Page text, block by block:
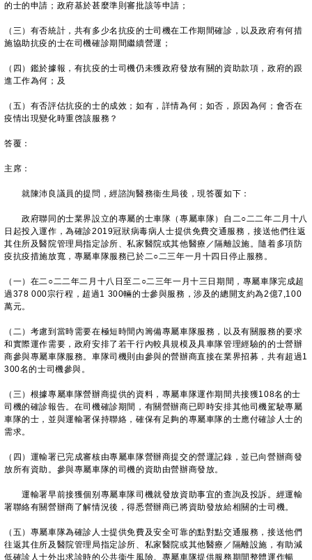
的士的申請；政府基於甚麼準則審批該等申請；
（三）有否統計，共有多少名抗疫的士司機在工作期間確診，以及政府有何措
施協助抗疫的士在司機確診期間繼續營運；
（四）鑑於據報，有抗疫的士司機仍未獲政府發放有關的資助款項，政府的跟
進工作為何；及
（五）有否評估抗疫的士的成效；如有，詳情為何；如否，原因為何；會否在
疫情出現變化時重啓該服務？
答覆：
主席：
就陳沛良議員的提問，經諮詢醫務衞生局後，現答覆如下：
政府聯同的士業界設立的專屬的士車隊（專屬車隊）自二○二二年二月十八
日起投入運作，為確診2019冠狀病毒病人士提供免費交通服務，接送他們往返
其住所及醫院管理局指定診所、私家醫院或其他醫療／隔離設施。隨着多項防
疫抗疫措施放寬，專屬車隊服務已於二○二三年一月十四日停止服務。
（一）在二○二二年二月十八日至二○二三年一月十三日期間，專屬車隊完成超
過378 000宗行程，超過1 300輛的士參與服務，涉及的總開支約為2億7,100
萬元。
（二）考慮到當時需要在極短時間內籌備專屬車隊服務，以及有關服務的要求
和實際運作需要，政府安排了若干行內較具規模及具車隊管理經驗的的士營辦
商參與專屬車隊服務。車隊司機則由參與的營辦商直接在業界招募，共有超過1
300名的士司機參與。
（三）根據專屬車隊營辦商提供的資料，專屬車隊運作期間共接獲108名的士
司機的確診報告。在司機確診期間，有關營辦商已即時安排其他司機駕駛專屬
車隊的士，並與運輸署保持聯絡，確保有足夠的專屬車隊的士應付確診人士的
需求。
（四）運輸署已完成審核由專屬車隊營辦商提交的營運記錄，並已向營辦商發
放所有資助。參與專屬車隊的司機的資助由營辦商發放。
運輸署早前接獲個别專屬車隊司機就發放資助事宜的查詢及投訴。經運輸
署聯絡有關營辦商了解情況後，得悉營辦商已將資助發放給相關的士司機。
（五）專屬車隊為確診人士提供免費及安全可靠的點對點交通服務，接送他們
往返其住所及醫院管理局指定診所、私家醫院或其他醫療／隔離設施，有助減
低確診人士外出求診時的公共衞生風險。專屬車隊提供服務期間整體運作暢